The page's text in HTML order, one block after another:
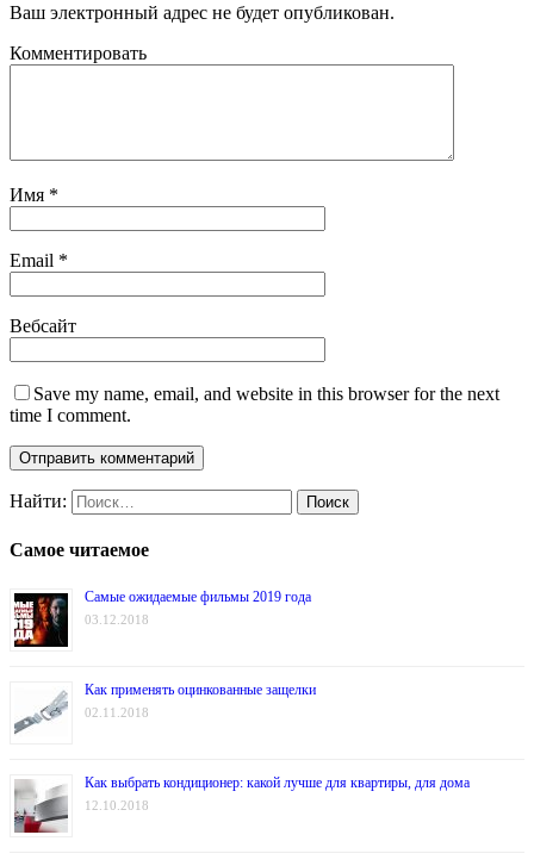
Ваш электронный адрес не будет опубликован.
Комментировать
Имя *
Email *
Вебсайт
Save my name, email, and website in this browser for the next
time I comment.
Найти:
Самое читаемое
Самые ожидаемые фильмы 2019 года
03.12.2018
Как применять оцинкованные защелки
02.11.2018
Как выбрать кондиционер: какой лучше для квартиры, для дома
12.10.2018